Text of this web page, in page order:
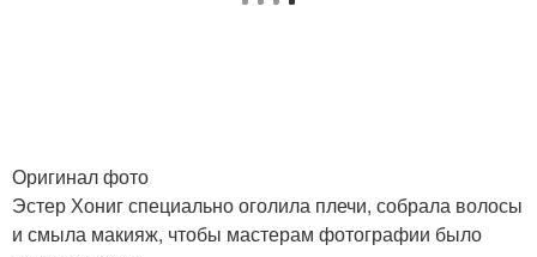
Оригинал фото
Эстер Хониг специально оголила плечи, собрала волосы
и смыла макияж, чтобы мастерам фотографии было